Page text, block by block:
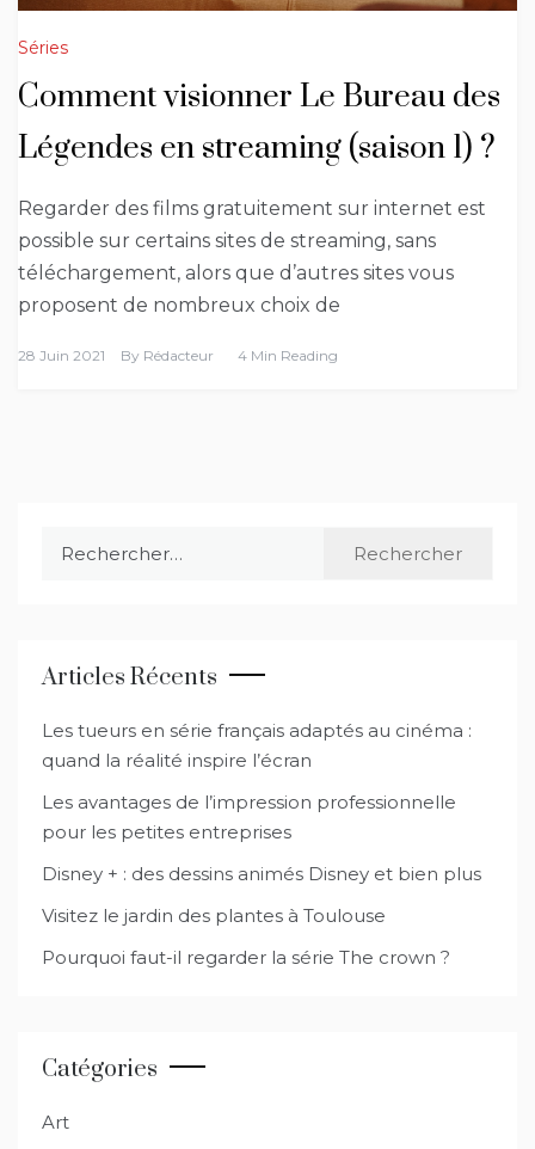
Séries
Comment visionner Le Bureau des
Légendes en streaming (saison 1) ?
Regarder des films gratuitement sur internet est
possible sur certains sites de streaming, sans
téléchargement, alors que d’autres sites vous
proposent de nombreux choix de
28 Juin 2021 By Rédacteur 4 Min Reading
Articles Récents
Les tueurs en série français adaptés au cinéma :
quand la réalité inspire l’écran
Les avantages de l’impression professionnelle
pour les petites entreprises
Disney + : des dessins animés Disney et bien plus
Visitez le jardin des plantes à Toulouse
Pourquoi faut-il regarder la série The crown ?
Catégories
Art